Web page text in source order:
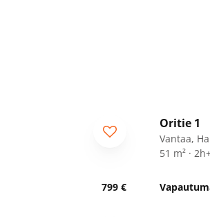
799 €
Oritie 1
Vantaa,
51 m² ·